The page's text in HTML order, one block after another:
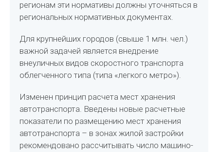
регионам эти нормативы должны уточняться в
региональных нормативных документах.
Для крупнейших городов (свыше 1 млн. чел.)
важной задачей является внедрение
внеуличных видов скоростного транспорта
облегченного типа (типа «легкого метро»).
Изменен принцип расчета мест хранения
автотранспорта. Введены новые расчетные
показатели по размещению мест хранения
автотранспорта – в зонах жилой застройки
рекомендовано рассчитывать число машино-